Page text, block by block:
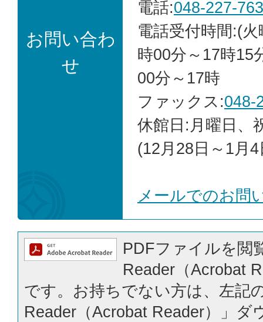
お問い合わ
せ
電話:048-227-
電話受付時間:(
時00分～17時15
00分～17時
ファックス:048-
休館日:月曜日、
(12月28日～1月4
メールでのお問
PDFファイルを閲
Reader（Acrobat
です。お持ちでない方は、左記
Reader（Acrobat Reader）」ダ